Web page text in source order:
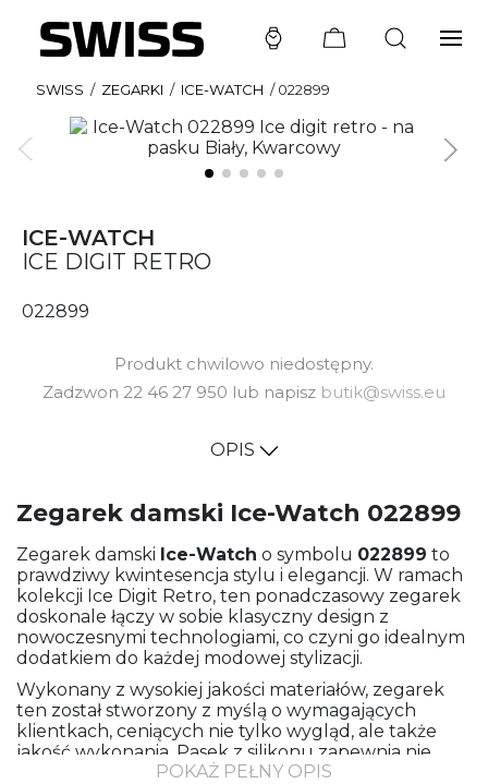
SWISS / ZEGARKI / ICE-WATCH /022899
ICE-WATCH
ICE DIGIT RETRO
022899
Produkt chwilowo niedostępny.
Zadzwon 22 46 27 950 lub napisz butik@swiss.eu
OPIS
Zegarek damski Ice-Watch 022899
Zegarek damski Ice-Watch o symbolu 022899 to
prawdziwy kwintesencja stylu i elegancji. W ramach
kolekcji Ice Digit Retro, ten ponadczasowy zegarek
doskonale łączy w sobie klasyczny design z
nowoczesnymi technologiami, co czyni go idealnym
dodatkiem do każdej modowej stylizacji.
Wykonany z wysokiej jakości materiałów, zegarek
ten został stworzony z myślą o wymagających
klientkach, ceniących nie tylko wygląd, ale także
jakość wykonania. Pasek z silikonu zapewnia nie
tylko komfort noszenia, ale również trwałość i
POKAŻ PEŁNY OPIS